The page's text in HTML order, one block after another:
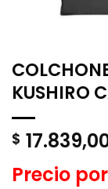
KUSHIRO
$
Precio